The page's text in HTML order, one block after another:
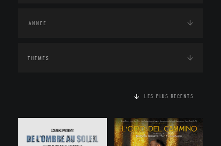
THÈMES
LES PLUS RÉCENTS